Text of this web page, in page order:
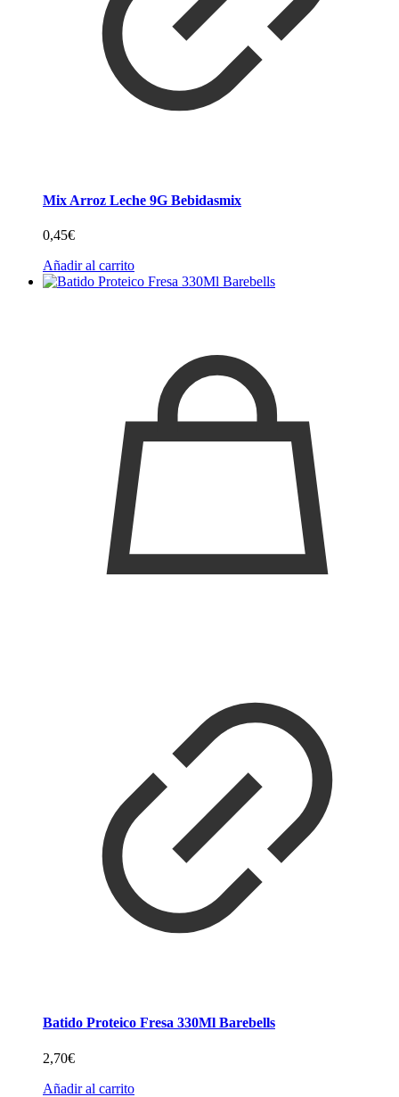
Mix Arroz Leche 9G Bebidasmix
0,45€
Añadir al carrito
Batido Proteico Fresa 330Ml Barebells
2,70€
Añadir al carrito